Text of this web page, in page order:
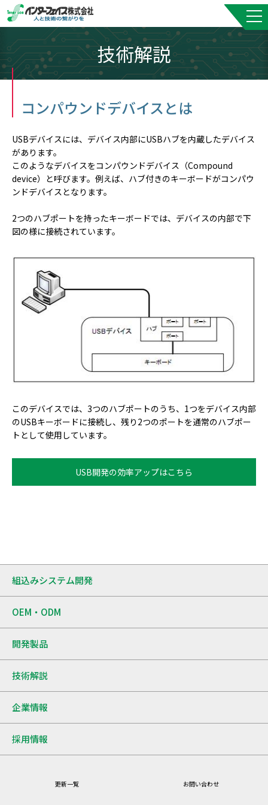
技術解説
コンパウンドデバイスとは
USBデバイスには、デバイス内部にUSBハブを内蔵したデバイス
があります。
このようなデバイスをコンパウンドデバイス（Compound
device）と呼びます。例えば、ハブ付きのキーボードがコンパウ
ンドデバイスとなります。
2つのハブポートを持ったキーボードでは、デバイスの内部で下
図の様に接続されています。
このデバイスでは、3つのハブポートのうち、1つをデバイス内部
のUSBキーボードに接続し、残り2つのポートを通常のハブポー
トとして使用しています。
USB開発の効率アップはこちら
組込みシステム開発
OEM・ODM
開発製品
技術解説
企業情報
採用情報
更新一覧 お問い合わせ